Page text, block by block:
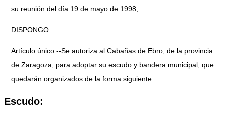
su reunión del día 19 de mayo de 1998,
DISPONGO:
Artículo único.--Se autoriza al Cabañas de Ebro, de la provincia
de Zaragoza, para adoptar su escudo y bandera municipal, que
quedarán organizados de la forma siguiente:
Escudo: